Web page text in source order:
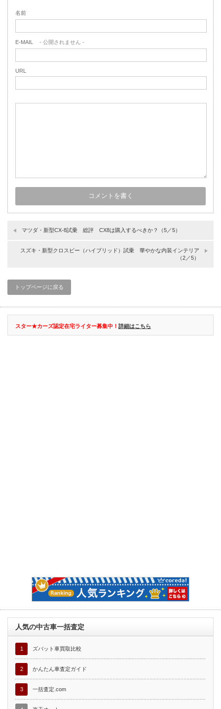
名前
E-MAIL - 公開されません -
URL
マツダ・新型CX-8試乗 総評 CX8は購入するべきか？（5／5）
スズキ・新型クロスビー（ハイブリッド）試乗 華やかな内装インテリア
（2／5）
トップページに戻る
スター★カーズ認定在宅ライター募集中！ 詳細はこちら
人気の中古車一括査定
1 ズバット車買取比較
2 かんたん車査定ガイド
3 一括査定.com